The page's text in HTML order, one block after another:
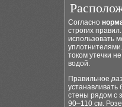
Согласно
строгих
использовать
током утечки
водой.
Правильное
стены рядом с
90–110 см.